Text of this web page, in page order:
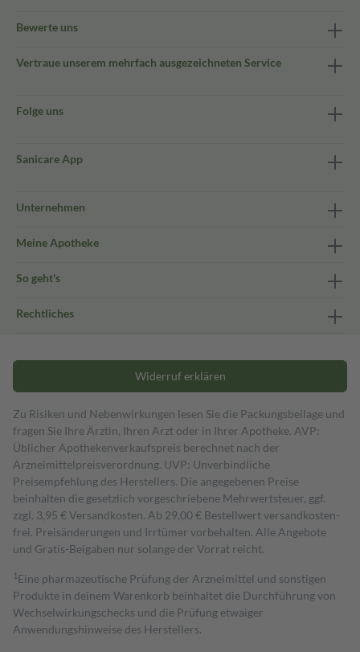
Bewerte uns
Vertraue unserem mehrfach ausgezeichneten Service
Folge uns
Sanicare App
Unternehmen
Meine Apotheke
So geht's
Rechtliches
Widerruf erklären
Zu Risiken und Nebenwirkungen lesen Sie die Packungsbeilage und
fragen Sie Ihre Ärztin, Ihren Arzt oder in Ihrer Apotheke. AVP:
Üblicher Apothekenverkaufspreis berechnet nach der
Arzneimittelpreisverordnung. UVP: Unverbindliche
Preisempfehlung des Herstellers. Die angegebenen Preise
beinhalten die gesetzlich vorgeschriebene Mehrwertsteuer, ggf.
zzgl. 3,95 € Versandkosten. Ab 29,00 € Bestell­wert versand­kosten­
frei. Preisänderungen und Irrtümer vorbehalten. Alle Angebote
und Gratis-Beigaben nur solange der Vorrat reicht.
1 Eine pharmazeutische Prüfung der Arzneimittel und sonstigen
Produkte in deinem Warenkorb beinhaltet die Durchführung von
Wechselwirkungschecks und die Prüfung etwaiger
Anwendungshinweise des Herstellers.